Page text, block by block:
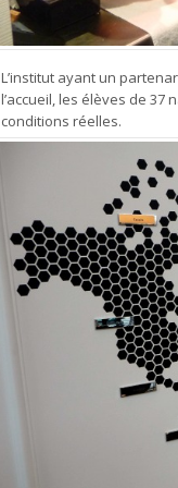
L’institut ayant un
l’accueil, les élèves de
conditions réelles.